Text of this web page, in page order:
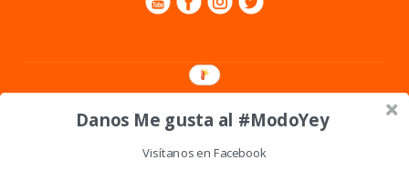
© Yey Digital 2026
Política de privacidad
Danos Me gusta al #ModoYey
Visítanos en Facebook